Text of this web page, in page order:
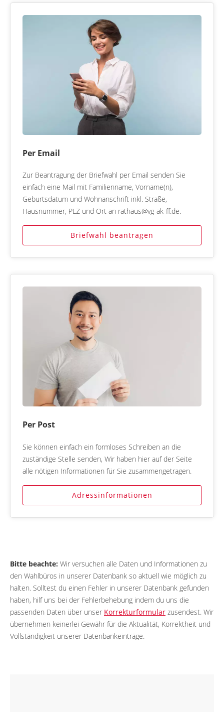
Per Email
Zur Beantragung der Briefwahl per Email senden Sie
einfach eine Mail mit Familienname, Vorname(n),
Geburtsdatum und Wohnanschrift inkl. Straße,
Hausnummer, PLZ und Ort an rathaus@vg-ak-ff.de.
Briefwahl beantragen
Per Post
Sie können einfach ein formloses Schreiben an die
zuständige Stelle senden, Wir haben hier auf der Seite
alle nötigen Informationen für Sie zusammengetragen.
Adressinformationen
Bitte beachte: Wir versuchen alle Daten und Informationen zu
den Wahlbüros in unserer Datenbank so aktuell wie möglich zu
halten. Solltest du einen Fehler in unserer Datenbank gefunden
haben, hilf uns bei der Fehlerbehebung indem du uns die
passenden Daten über unser Korrekturformular zusendest. Wir
übernehmen keinerlei Gewähr für die Aktualität, Korrektheit und
Vollständigkeit unserer Datenbankeinträge.